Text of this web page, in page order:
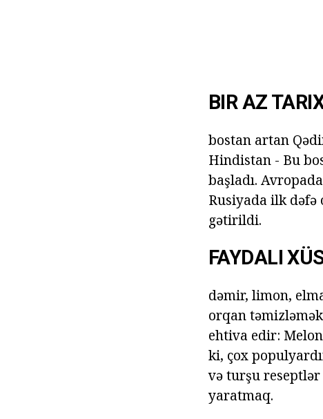
BIR AZ
bostan artan
Hindistan - Bu
başladı.
Rusiyada ilk dəfə
gətirildi.
FAYDALI
dəmir, limon,
orqan
ehtiva edir:
ki, çox
və turşu
yaratmaq.